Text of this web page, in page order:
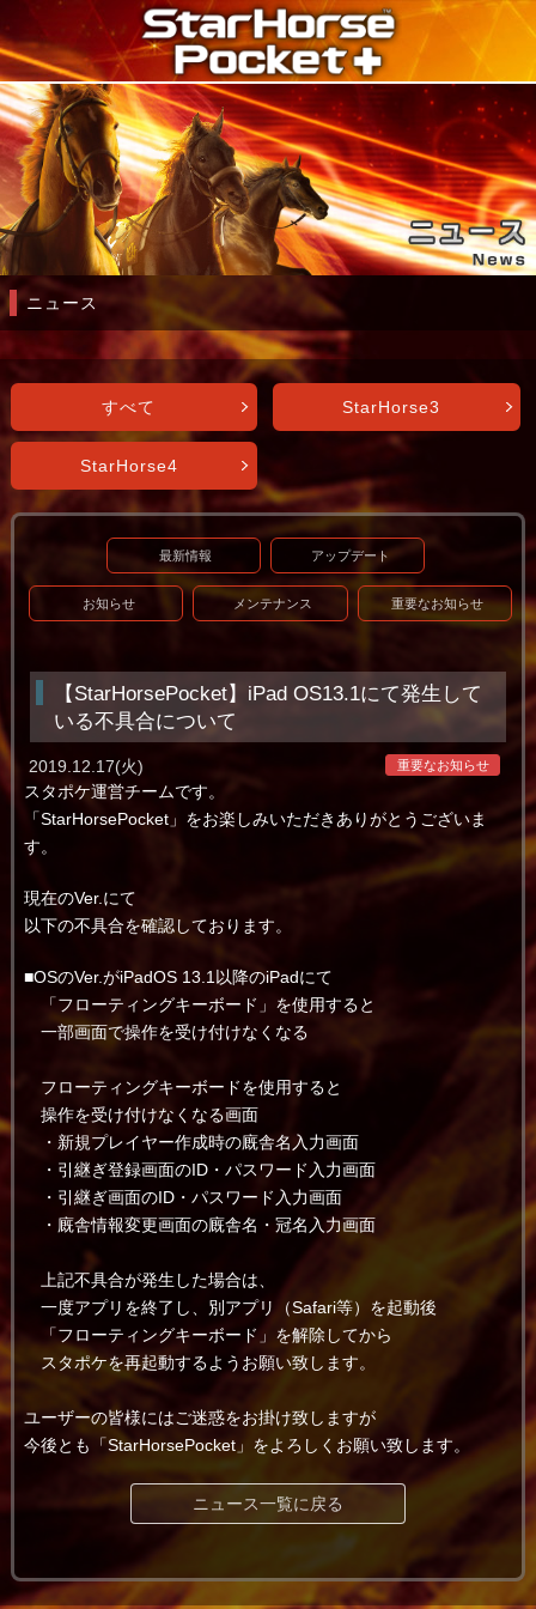
ニュース
すべて StarHorse3
StarHorse4
最新情報 アップデート
お知らせ メンテナンス 重要なお知らせ
【StarHorsePocket】iPad OS13.1にて発生して
いる不具合について
重要なお知らせ
2019.12.17(火)
スタポケ運営チームです。
「StarHorsePocket」をお楽しみいただきありがとうございま
す。
現在のVer.にて
以下の不具合を確認しております。
■OSのVer.がiPadOS 13.1以降のiPadにて
「フローティングキーボード」を使用すると
一部画面で操作を受け付けなくなる
フローティングキーボードを使用すると
操作を受け付けなくなる画面
・新規プレイヤー作成時の廐舎名入力画面
・引継ぎ登録画面のID・パスワード入力画面
・引継ぎ画面のID・パスワード入力画面
・廐舎情報変更画面の廐舎名・冠名入力画面
上記不具合が発生した場合は、
一度アプリを終了し、別アプリ（Safari等）を起動後
「フローティングキーボード」を解除してから
スタポケを再起動するようお願い致します。
ユーザーの皆様にはご迷惑をお掛け致しますが
今後とも「StarHorsePocket」をよろしくお願い致します。
ニュース一覧に戻る